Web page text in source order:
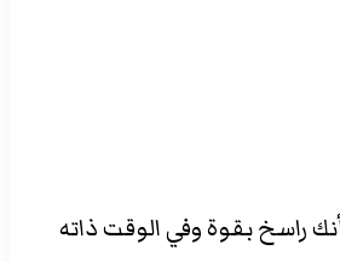
راسخ بقوة وفي الوقت ذاته